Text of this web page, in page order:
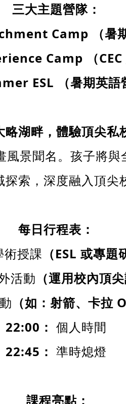
三大主題營隊：
Camp
（
Camp
（CEC
ESL
（暑期英語
略湖畔，體驗頂尖私
景聞名。孩子將與
索，深度融入頂尖
每日行程表：
術授課 （ESL 或專題
活動 （運用校內頂
（如：射箭、卡拉
22:00 ： 個人時間
22:45 ： 準時熄燈
課程亮點：